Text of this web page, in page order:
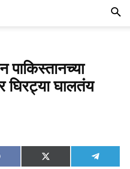
पाकिस्तानच्या
घिरट्या घालतंय
Facebook
Share
X
Share